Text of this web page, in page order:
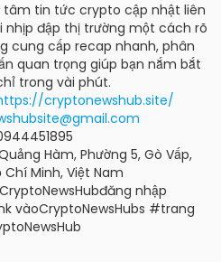
tâm tin tức crypto cập nhật liên
nhịp đập thị trường một cách rõ
cung cấp recap nhanh, phân
quan trọng giúp bạn nắm bắt
trong vài phút.
cryptonewshub.site/
Hàm, Phường 5, Gò Vấp,
Chí Minh, Việt Nam
nhập
vàoCryptoNewsHubs #trang